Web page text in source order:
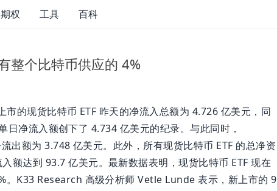
期权 工具 百科
整个比特币供应的 4%
的现货比特币 ETF 昨天的净流入总额为 4.726 亿美元，同
日净流入额创下了 4.734 亿美元的纪录。与此同时，
出额为 3.748 亿美元。此外，所有现货比特币 ETF 的总净资
额达到 93.7 亿美元。最新数据表明，现货比特币 ETF 现在
。K33 Research 高级分析师 Vetle Lunde 表示，新上市的 9